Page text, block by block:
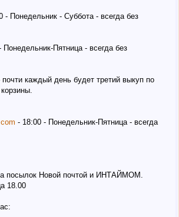
Понедельник - Суббота - всегда без
Пятница - всегда без
почти каждый день будет третий выкуп по
- 18:00 - Понедельник-Пятница - всегда
посылок Новой почтой и ИНТАЙМОМ.
18.00